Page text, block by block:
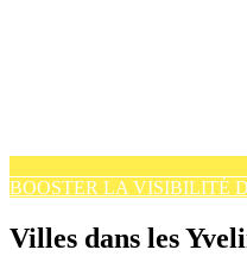
BOOSTER LA VISIBILITÉ
Villes dans les